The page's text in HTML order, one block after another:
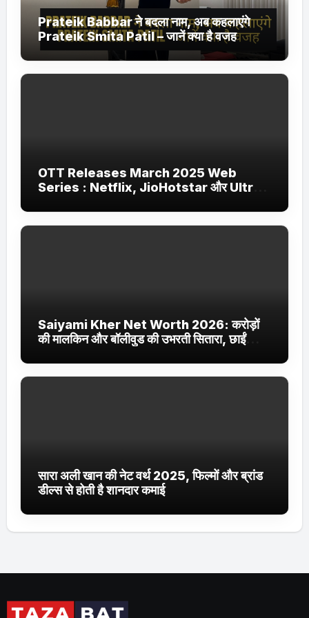
Prateik Babbar ने बदला नाम, अब कहलाएंगे
Prateik Smita Patil – जानें क्या है वजह
OTT Releases March 2025 Web
Series : Netflix, JioHotstar और Ultra
Saiyami Kher Net Worth 2026: करोड़ों
की मालकिन और बॉलीवुड की उभरती सितारा, छाईं
सारा अली खान की नेट वर्थ 2025, फिल्मों और ब्रांड
डील्स से होती है शानदार कमाई